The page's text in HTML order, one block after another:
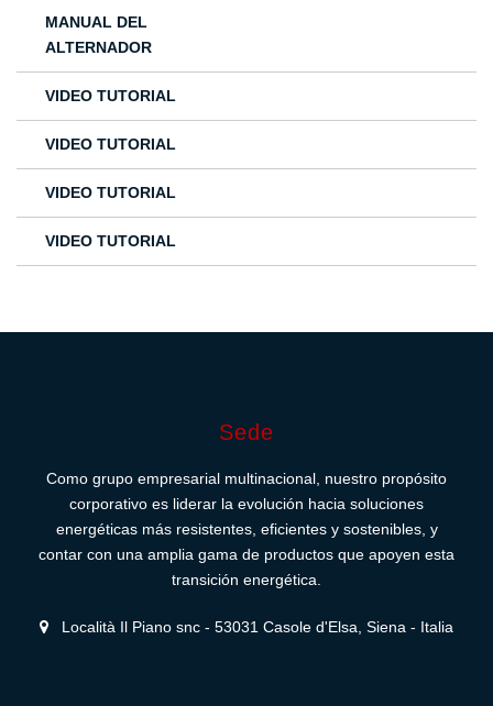
MANUAL DEL
ALTERNADOR
VIDEO TUTORIAL
VIDEO TUTORIAL
VIDEO TUTORIAL
VIDEO TUTORIAL
Sede
Como grupo empresarial multinacional, nuestro propósito
corporativo es liderar la evolución hacia soluciones
energéticas más resistentes, eficientes y sostenibles, y
contar con una amplia gama de productos que apoyen esta
transición energética.
Località Il Piano snc - 53031 Casole d'Elsa, Siena - Italia